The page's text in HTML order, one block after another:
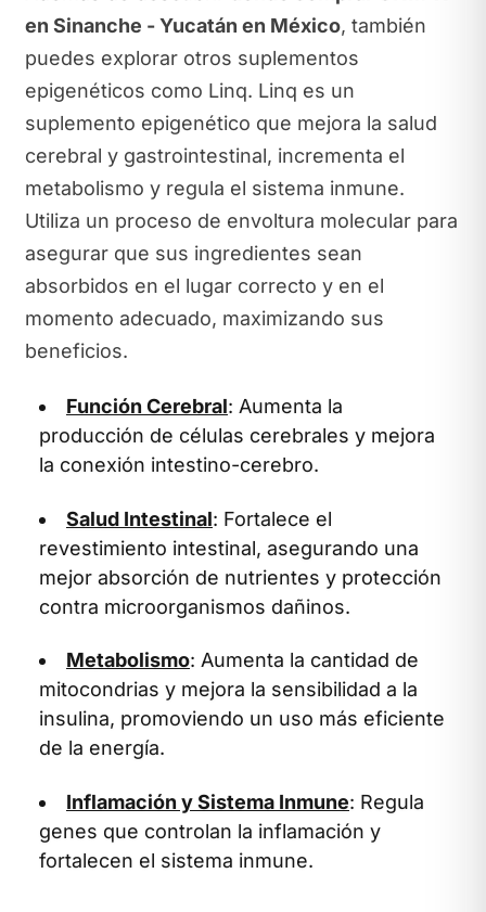
en Sinanche - Yucatán en México, también
puedes explorar otros suplementos
epigenéticos como Linq. Linq es un
suplemento epigenético que mejora la salud
cerebral y gastrointestinal, incrementa el
metabolismo y regula el sistema inmune.
Utiliza un proceso de envoltura molecular para
asegurar que sus ingredientes sean
absorbidos en el lugar correcto y en el
momento adecuado, maximizando sus
beneficios.
Función Cerebral: Aumenta la
producción de células cerebrales y mejora
la conexión intestino-cerebro.
Salud Intestinal: Fortalece el
revestimiento intestinal, asegurando una
mejor absorción de nutrientes y protección
contra microorganismos dañinos.
Metabolismo: Aumenta la cantidad de
mitocondrias y mejora la sensibilidad a la
insulina, promoviendo un uso más eficiente
de la energía.
Inflamación y Sistema Inmune: Regula
genes que controlan la inflamación y
fortalecen el sistema inmune.